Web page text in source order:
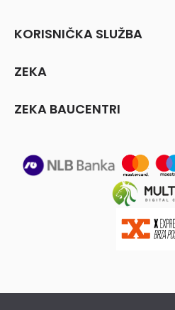
KORISNIČKA SLUŽBA
ZEKA
ZEKA BAUCENTRI